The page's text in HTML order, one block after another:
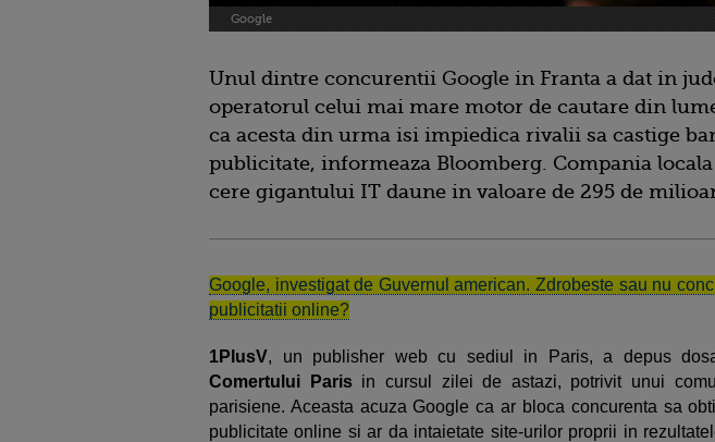
Google
Unul dintre concurentii Google in Franta a dat in
operatorul celui mai mare motor de cautare din
ca acesta din urma isi impiedica rivalii sa castige
publicitate, informeaza Bloomberg. Compania
cere gigantului IT daune in valoare de 295 de
Google, investigat de Guvernul american. Zdrobeste sau nu
publicitatii online?
1PlusV, un publisher web cu sediul in Paris, a depus
Comertului Parisin cursul zilei de astazi, potrivit unui
parisiene. Aceasta acuza Google ca ar bloca concurenta sa
publicitate online si ar da intaietate site-urilor proprii in